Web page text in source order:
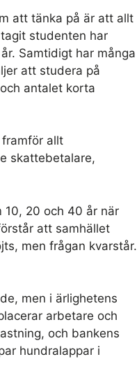
att tänka på är att allt
studenten har
Samtidigt har många
att studera på
antalet korta
allt
skattebetalare,
10, 20 och 40 år när
att samhället
men frågan kvarstår.
men i ärlighetens
arbetare och
och bankens
hundralappar i